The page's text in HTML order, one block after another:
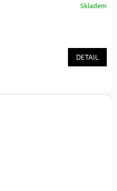
Skladem
DETAIL